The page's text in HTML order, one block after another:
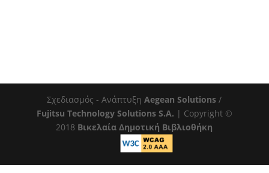
Σχεδιασμός - ΑνάπτυξηAegean Solutions /
Fujitsu Technology Solutions S.A. | Copyright ©
2018 Βικελαία Δημοτική Βιβλιοθήκη